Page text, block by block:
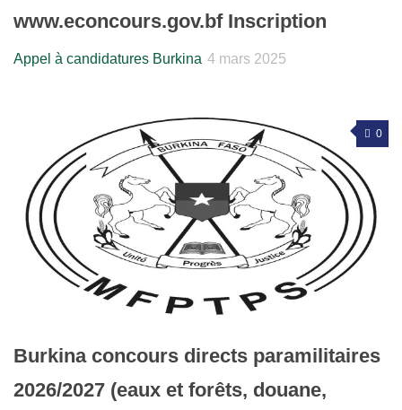
www.econcours.gov.bf Inscription
Appel à candidatures Burkina 4 mars 2025
0
Burkina concours directs paramilitaires
2026/2027 (eaux et forêts, douane,